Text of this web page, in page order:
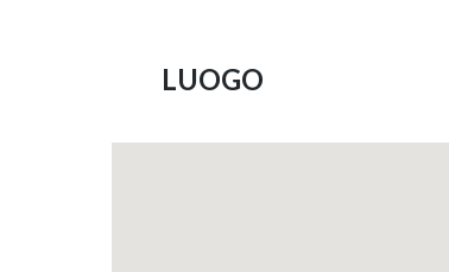
LUOGO